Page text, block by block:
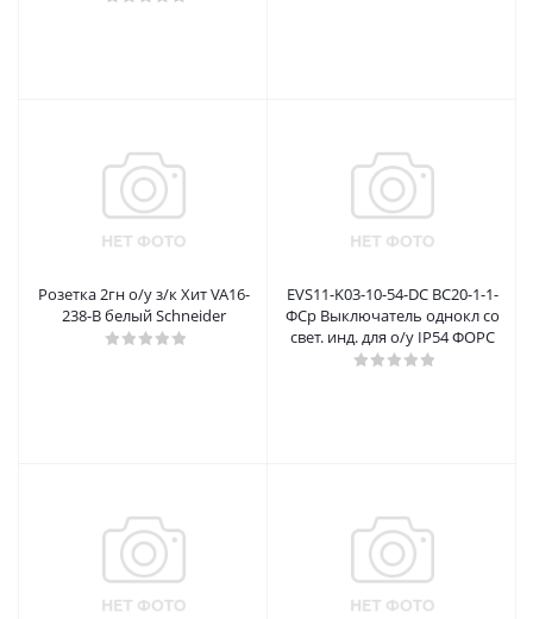
Розетка 2гн о/у з/к Хит VA16-
238-B белый Schneider
EVS11-K03-10-54-DC ВС20-1-1-
ФСр Выключатель однокл со
свет. инд. для о/у IP54 ФОРС